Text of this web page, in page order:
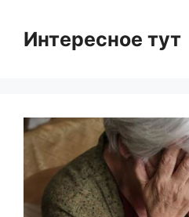
contentИнтересное тут